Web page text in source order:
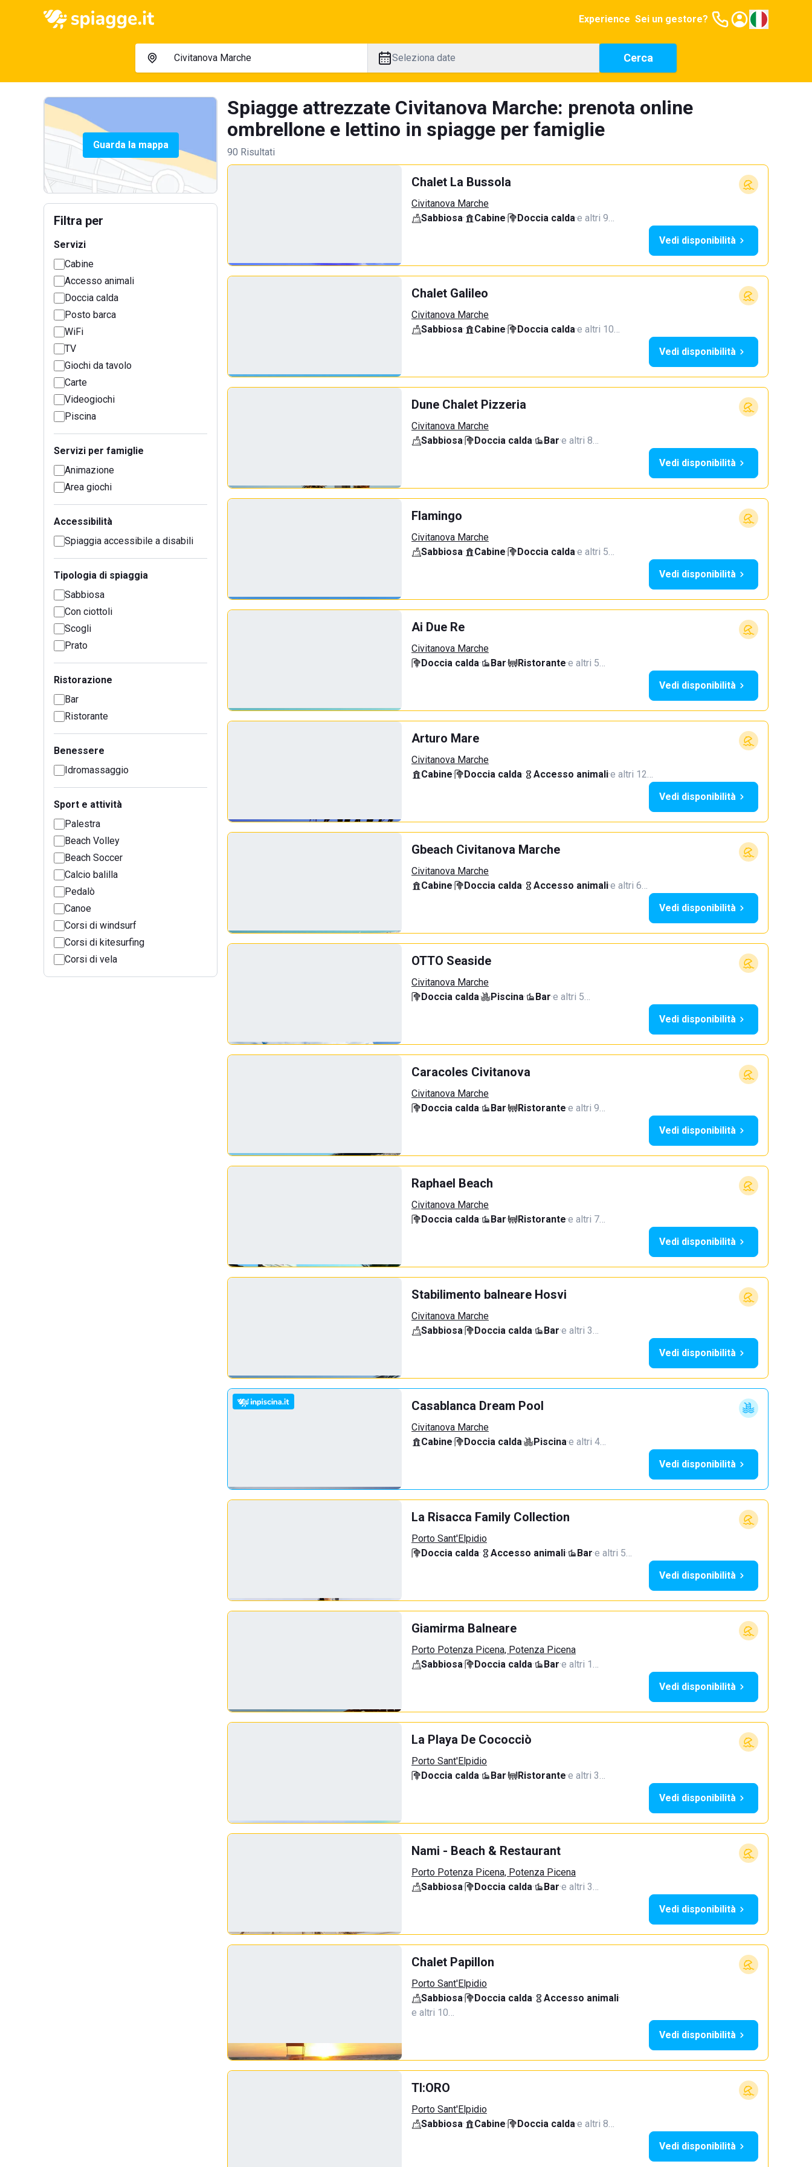
Experience Sei un gestore?
Seleziona date Cerca
Guarda la mappa
Filtra per
Servizi
Cabine
Accesso animali
Doccia calda
Posto barca
WiFi
TV
Giochi da tavolo
Carte
Videogiochi
Piscina
Servizi per famiglie
Animazione
Area giochi
Accessibilità
Spiaggia accessibile a disabili
Tipologia di spiaggia
Sabbiosa
Con ciottoli
Scogli
Prato
Ristorazione
Bar
Ristorante
Benessere
Idromassaggio
Sport e attività
Palestra
Beach Volley
Beach Soccer
Calcio balilla
Pedalò
Canoe
Corsi di windsurf
Corsi di kitesurfing
Corsi di vela
Spiagge attrezzate Civitanova Marche: prenota online
ombrellone e lettino in spiagge per famiglie
90 Risultati
Chalet La Bussola
Civitanova Marche
Sabbiosa· Cabine· Doccia calda·e altri 9…
Vedi disponibilità
Chalet Galileo
Civitanova Marche
Sabbiosa· Cabine· Doccia calda·e altri 10…
Vedi disponibilità
Dune Chalet Pizzeria
Civitanova Marche
Sabbiosa· Doccia calda· Bar·e altri 8…
Vedi disponibilità
Flamingo
Civitanova Marche
Sabbiosa· Cabine· Doccia calda·e altri 5…
Vedi disponibilità
Ai Due Re
Civitanova Marche
Doccia calda· Bar· Ristorante·e altri 5…
Vedi disponibilità
Arturo Mare
Civitanova Marche
Cabine· Doccia calda· Accesso animali·e altri 12…
Vedi disponibilità
Gbeach Civitanova Marche
Civitanova Marche
Cabine· Doccia calda· Accesso animali·e altri 6…
Vedi disponibilità
OTTO Seaside
Civitanova Marche
Doccia calda· Piscina· Bar·e altri 5…
Vedi disponibilità
Caracoles Civitanova
Civitanova Marche
Doccia calda· Bar· Ristorante·e altri 9…
Vedi disponibilità
Raphael Beach
Civitanova Marche
Doccia calda· Bar· Ristorante·e altri 7…
Vedi disponibilità
Stabilimento balneare Hosvi
Civitanova Marche
Sabbiosa· Doccia calda· Bar·e altri 3…
Vedi disponibilità
Casablanca Dream Pool
Civitanova Marche
Cabine· Doccia calda· Piscina·e altri 4…
Vedi disponibilità
La Risacca Family Collection
Porto Sant'Elpidio
Doccia calda· Accesso animali· Bar·e altri 5…
Vedi disponibilità
Giamirma Balneare
Porto Potenza Picena, Potenza Picena
Sabbiosa· Doccia calda· Bar·e altri 1…
Vedi disponibilità
La Playa De Cococciò
Porto Sant'Elpidio
Doccia calda· Bar· Ristorante·e altri 3…
Vedi disponibilità
Nami - Beach & Restaurant
Porto Potenza Picena, Potenza Picena
Sabbiosa· Doccia calda· Bar·e altri 3…
Vedi disponibilità
Chalet Papillon
Porto Sant'Elpidio
Sabbiosa· Doccia calda· Accesso animali·
e altri 10…
Vedi disponibilità
TI:ORO
Porto Sant'Elpidio
Sabbiosa· Cabine· Doccia calda·e altri 8…
Vedi disponibilità